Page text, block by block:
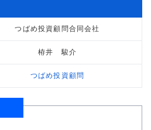
つばめ投資顧問合同会社
栫井 駿介
つばめ投資顧問